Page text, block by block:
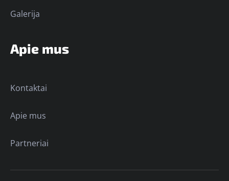
Galerija
Apie mus
Kontaktai
Apie mus
Partneriai